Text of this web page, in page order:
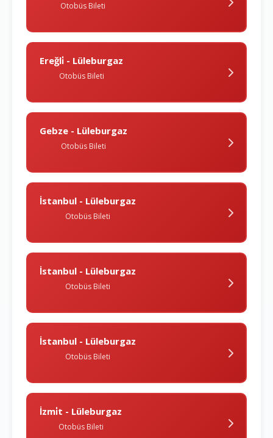
Otobüs Bileti
Ereğli̇ - Lüleburgaz
Otobüs Bileti
Gebze - Lüleburgaz
Otobüs Bileti
İstanbul - Lüleburgaz
Otobüs Bileti
İstanbul - Lüleburgaz
Otobüs Bileti
İstanbul - Lüleburgaz
Otobüs Bileti
İzmi̇t - Lüleburgaz
Otobüs Bileti